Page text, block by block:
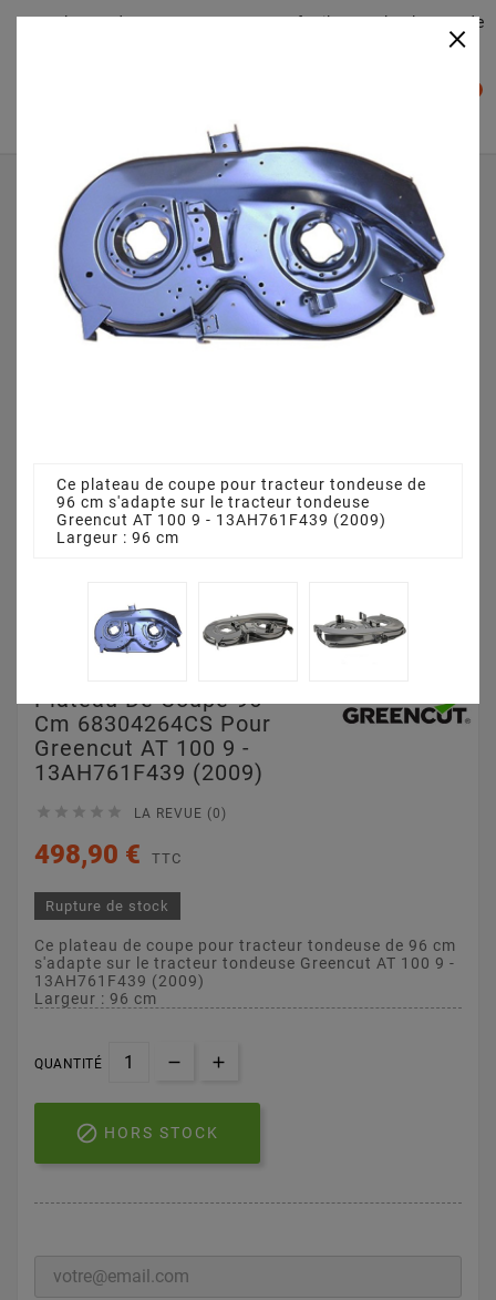
Plateaudecoupe.com : Trouver facilement le plateau de
Accueil
Plateau de coupe
Plateau de coupe 96 cm 68304264CS pour Greencut AT
100 9 - 13AH761F439 (2009)
Plateau De Coupe 96
Cm 68304264CS Pour
Greencut AT 100 9 -
13AH761F439 (2009)
     LA REVUE (0)
498,90 € TTC
Rupture de stock
Ce plateau de coupe pour tracteur tondeuse de 96 cm
s'adapte sur le tracteur tondeuse Greencut AT 100 9 -
13AH761F439 (2009)
Largeur : 96 cm
QUANTITÉ
 HORS STOCK
×
Ce plateau de coupe pour tracteur tondeuse de
96 cm s'adapte sur le tracteur tondeuse
Greencut AT 100 9 - 13AH761F439 (2009)
Largeur : 96 cm